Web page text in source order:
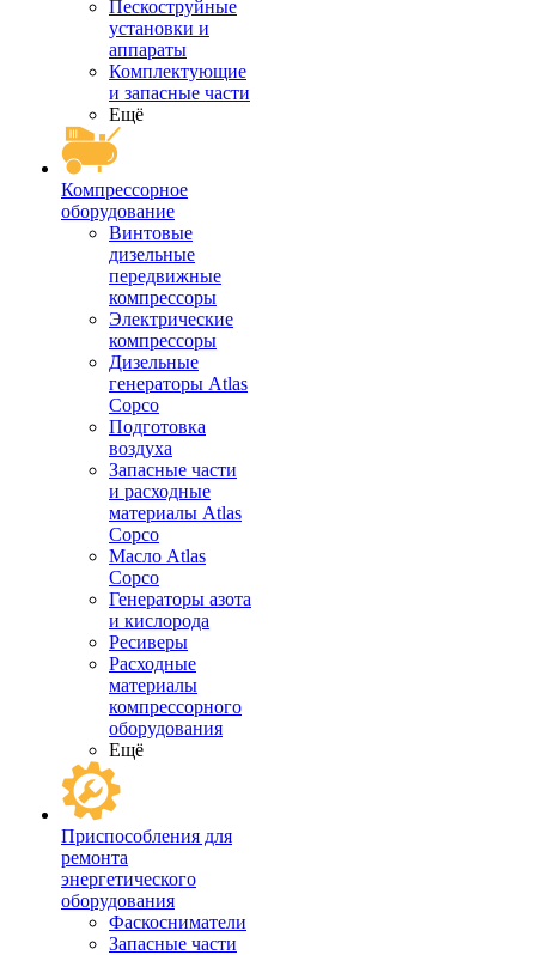
Пескоструйные
установки и
аппараты
Комплектующие
и запасные части
Ещё
Компрессорное
оборудование
Винтовые
дизельные
передвижные
компрессоры
Электрические
компрессоры
Дизельные
генераторы Atlas
Copco
Подготовка
воздуха
Запасные части
и расходные
материалы Atlas
Copco
Масло Atlas
Copco
Генераторы азота
и кислорода
Ресиверы
Расходные
материалы
компрессорного
оборудования
Ещё
Приспособления для
ремонта
энергетического
оборудования
Фаскосниматели
Запасные части